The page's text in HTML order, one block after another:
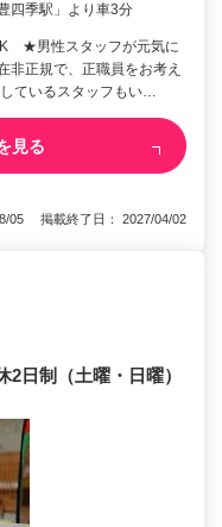
四季駅」より車3分
★男性スタッフが元気に
正規で、正職員をお考え
ているスタッフもい…
見る
05 掲載終了日： 2027/04/02
日制（土曜・日曜）